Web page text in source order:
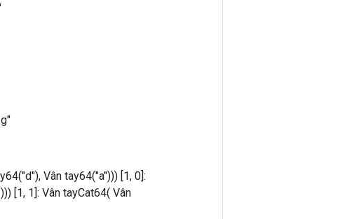
Vân tay64("a"))) [1, 0]:
[1, 1]: Vân tayCat64( Vân